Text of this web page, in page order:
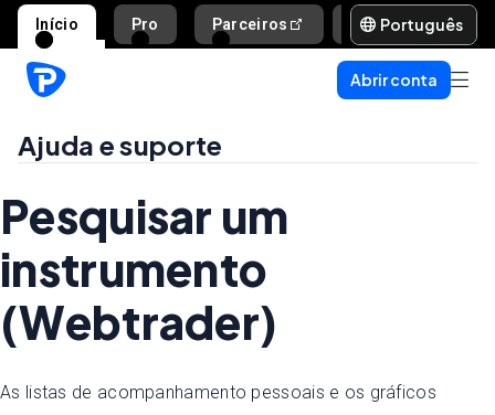
Início Pro Parceiros Ajuda e suporte
Português
Abrir conta
Ajuda e suporte
Pesquisar um
instrumento
(Webtrader)
As listas de acompanhamento pessoais e os gráficos